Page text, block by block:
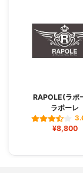
RAPOLE(ラポ
ラポーレ
¥8,800